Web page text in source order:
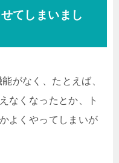
てしまいまし
がなく、たとえば、
なくなったとか、ト
よくやってしまいが